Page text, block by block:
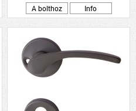
A bolthoz
Info